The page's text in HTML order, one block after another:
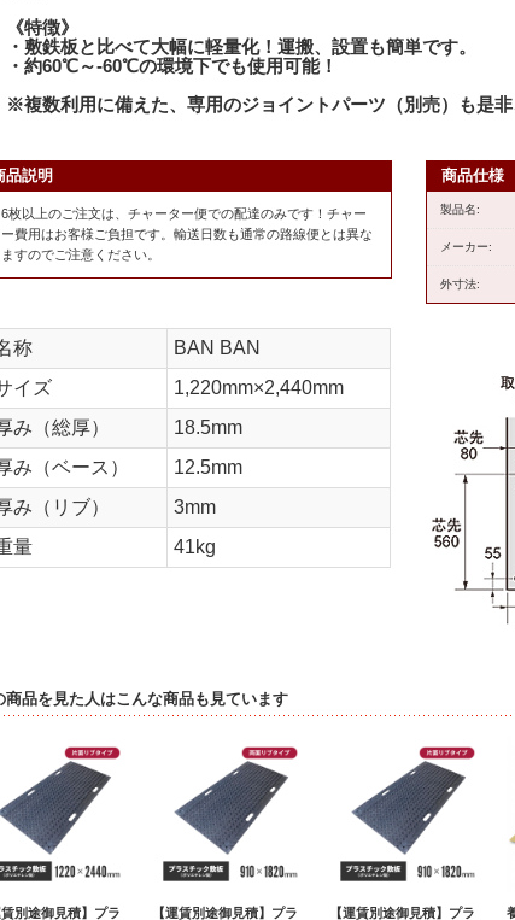
《特徴》
・敷鉄板と比べて大幅に軽量化！運搬、設置も簡単です。
・約60℃～-60℃の環境下でも使用可能！
※複数利用に備えた、専用のジョイントパーツ（別売）も是非
品説明
枚以上のご注文は、チャーター便での配達のみです！チャー
費用はお客様ご負担です。輸送日数も通常の路線便とは異な
すのでご注意ください。
商品仕様
製品名:
メーカー:
外寸法:
称
BAN BAN
イズ
1,220mm×2,440mm
み（総厚）
18.5mm
み（ベース）
12.5mm
み（リブ）
3mm
量
41kg
商品を見た人はこんな商品も見ています
別途御見積】プラ
【運賃別途御見積】プラ
【運賃別途御見積】プラ